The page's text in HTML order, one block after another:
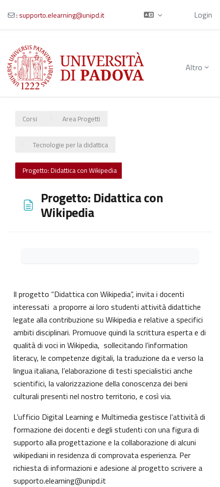
Vai al contenuto principale
: supporto.elearning@unipd.it Login
Altro
Corsi Area Progetti
Tecnologie per la didattica
Progetto: Didattica con Wikipedia
Progetto: Didattica con
Wikipedia
Il progetto “Didattica con Wikipedia”, invita i docenti
interessati a proporre ai loro studenti attività didattiche
legate alla contribuzione su Wikipedia e relative a specifici
ambiti disciplinari. Promuove quindi la scrittura esperta e di
qualità di voci in Wikipedia, sollecitando l’information
literacy, le competenze digitali, la traduzione da e verso la
lingua italiana, l’elaborazione di testi specialistici anche
scientifici, la valorizzazione della conoscenza dei beni
culturali presenti nel nostro territorio, e così via.
L’ufficio Digital Learning e Multimedia gestisce l’attività di
formazione dei docenti e degli studenti con una figura di
supporto alla progettazione e la collaborazione di alcuni
wikipediani in residenza di comprovata esperienza. Per
richiesta di informazioni e adesione al progetto scrivere a
supporto.elearning@unipd.it